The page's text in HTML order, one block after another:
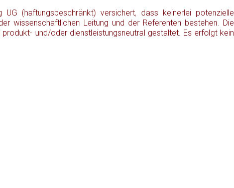
UG (haftungsbeschränkt) versichert, dass keinerlei potenzielle
wissenschaftlichen Leitung und der Referenten bestehen. Die
und/oder dienstleistungsneutral gestaltet. Es erfolgt kein